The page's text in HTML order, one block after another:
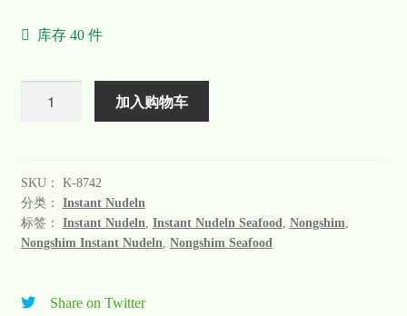
库存 40 件
加入购物车
SKU： K-8742
分类： Instant Nudeln
标签： Instant Nudeln Instant Nudeln Seafood Nongshim
Nongshim Instant Nudeln Nongshim Seafood
Share on Twitter